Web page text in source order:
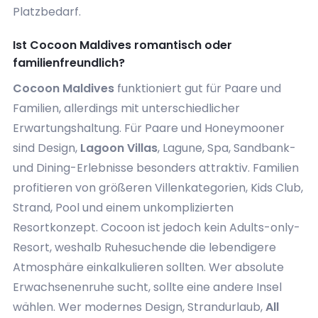
Platzbedarf.
Ist Cocoon Maldives romantisch oder
familienfreundlich?
Cocoon Maldivesfunktioniert gut für Paare und
Familien, allerdings mit unterschiedlicher
Erwartungshaltung. Für Paare und Honeymooner
sind Design, Lagoon Villas, Lagune, Spa, Sandbank-
und Dining-Erlebnisse besonders attraktiv. Familien
profitieren von größeren Villenkategorien, Kids Club,
Strand, Pool und einem unkomplizierten
Resortkonzept. Cocoon ist jedoch kein Adults-only-
Resort, weshalb Ruhesuchende die lebendigere
Atmosphäre einkalkulieren sollten. Wer absolute
Erwachsenenruhe sucht, sollte eine andere Insel
wählen. Wer modernes Design, Strandurlaub,All